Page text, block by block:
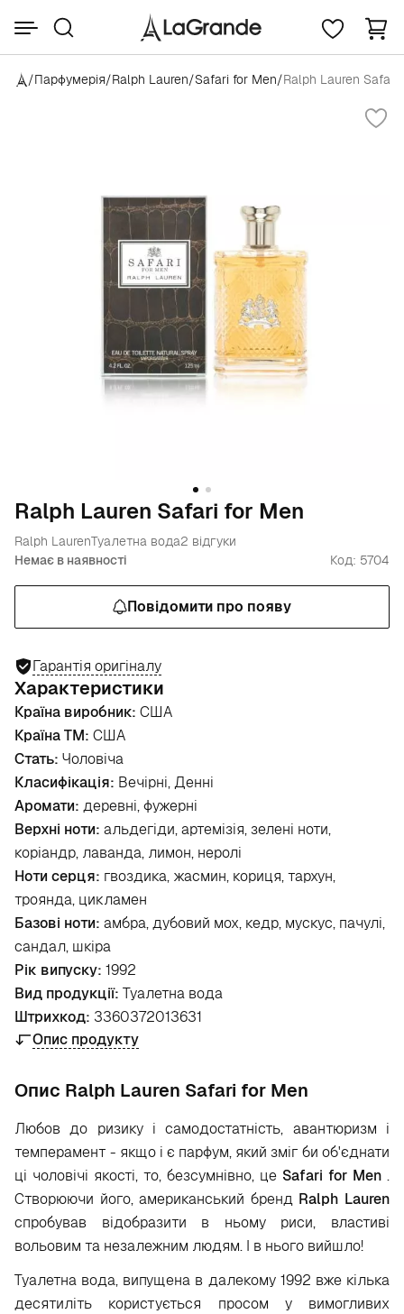
/Парфумерія/Ralph Lauren/Safari for Men/Ralph Lauren Safari
Ralph Lauren Safari for Men
Ralph LaurenТуалетна вода2 відгуки
Немає в наявності
Код: 5704
Повідомити про появу
Гарантія оригіналу
Характеристики
Країна виробник: США
Країна ТМ: США
Стать: Чоловіча
Класифікація: Вечірні, Денні
Аромати: деревні, фужерні
Верхні ноти: альдегіди, артемізія, зелені ноти,
коріандр, лаванда, лимон, неролі
Ноти серця: гвоздика, жасмин, кориця, тархун,
троянда, цикламен
Базові ноти: амбра, дубовий мох, кедр, мускус, пачулі,
сандал, шкіра
Рік випуску: 1992
Вид продукції: Туалетна вода
Штрихкод: 3360372013631
Опис продукту
Опис Ralph Lauren Safari for Men
Любов до ризику і самодостатність, авантюризм і
темперамент - якщо і є парфум, який зміг би об'єднати
ці чоловічі якості, то, безсумнівно, це Safari for Men .
Створюючи його, американський бренд Ralph Lauren
спробував відобразити в ньому риси, властиві
вольовим та незалежним людям. І в нього вийшло!
Туалетна вода, випущена в далекому 1992 вже кілька
десятиліть користується просом у вимогливих